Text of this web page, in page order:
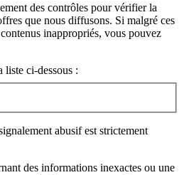
des contrôles pour vérifier la
que nous diffusons. Si malgré ces
inappropriés, vous pouvez
liste ci-dessous :
abusif est strictement
des informations inexactes ou une